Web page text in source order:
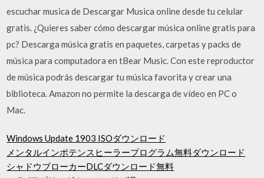
escuchar musica de Descargar Musica online desde tu celular
gratis. ¿Quieres saber cómo descargar música online gratis para
pc? Descarga música gratis en paquetes, carpetas y packs de
música para computadora en tBear Music. Con este reproductor
de música podrás descargar tu música favorita y crear una
biblioteca. Amazon no permite la descarga de vídeo en PC o
Mac.
Windows Update 1903 ISOダウンロード
メンタルインポテンスヒーラープログラム無料ダウンロード
シャドウブローカーDLCダウンロード無料